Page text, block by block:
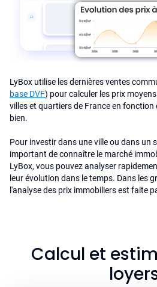
LyBox utilise les dernières ventes
base DVF) pour calculer les prix
villes et quartiers de France en fonction
bien.
Pour investir dans une ville ou dans un
important de connaître le marché
LyBox, vous pouvez analyser
leur évolution dans le temps. Dans les
l'analyse des prix immobiliers est faite
Calcul et